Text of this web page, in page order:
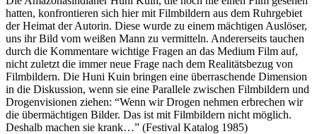
hatten, konfrontieren sich hier mit Filmbildern aus dem Ruhrgebiet
der Heimat der Autorin. Diese wurde zu einem mächtigen Auslöser,
uns ihr Bild vom weißen Mann zu vermitteln. Andererseits tauchen
durch die Kommentare wichtige Fragen an das Medium Film auf,
nicht zuletzt die immer neue Frage nach dem Realitätsbezug von
Filmbildern. Die Huni Kuin bringen eine überraschende Dimension
in die Diskussion, wenn sie eine Parallele zwischen Filmbildern und
Drogenvisionen ziehen: “Wenn wir Drogen nehmen erbrechen wir
die übermächtigen Bilder. Das ist mit Filmbildern nicht möglich.
Deshalb machen sie krank…” (Festival Katalog 1985)